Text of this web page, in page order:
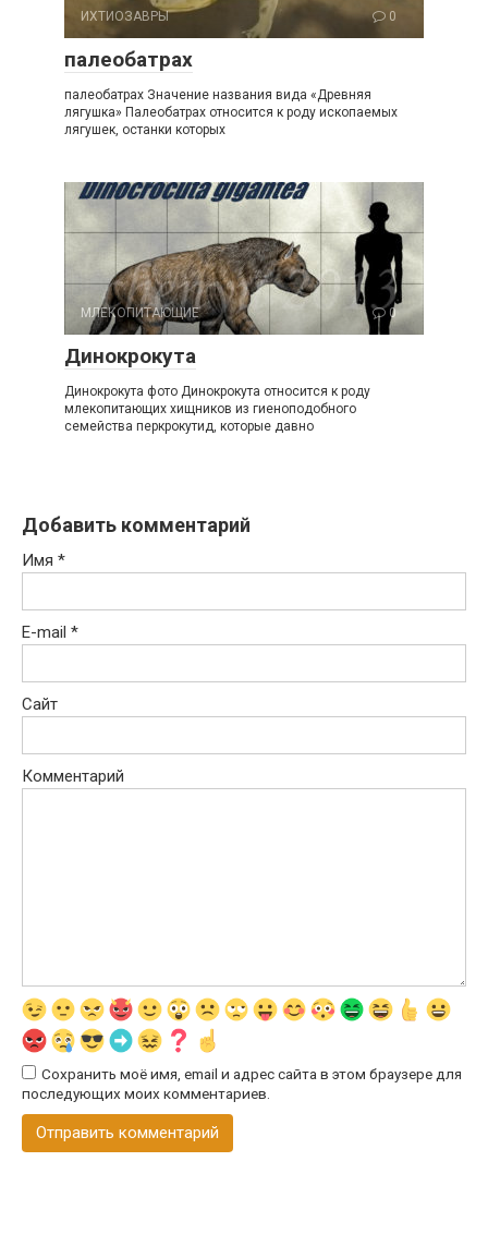
ИХТИОЗАВРЫ 0
палеобатрах
палеобатрах Значение названия вида «Древняя
лягушка» Палеобатрах относится к роду ископаемых
лягушек, останки которых
МЛЕКОПИТАЮЩИЕ 0
Динокрокута
Динокрокута фото Динокрокута относится к роду
млекопитающих хищников из гиеноподобного
семейства перкрокутид, которые давно
Добавить комментарий
Имя *
E-mail *
Сайт
Комментарий
Сохранить моё имя, email и адрес сайта в этом браузере для
последующих моих комментариев.